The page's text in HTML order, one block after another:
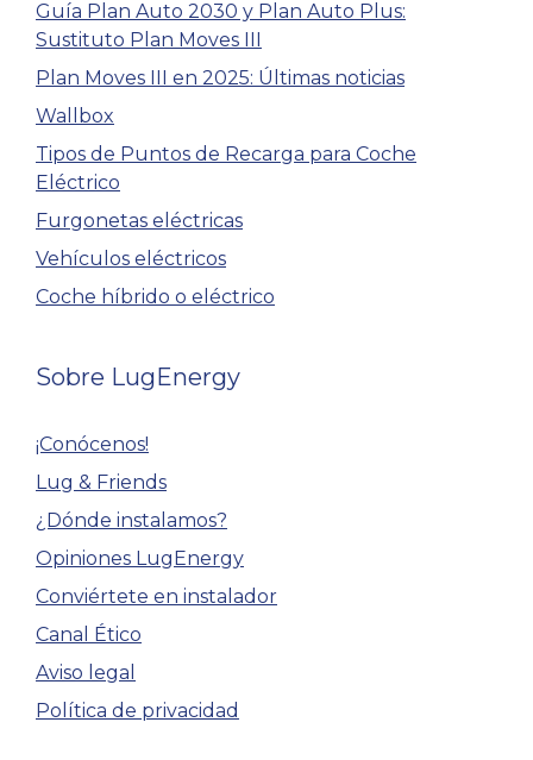
Guía Plan Auto 2030 y Plan Auto Plus:
Sustituto Plan Moves III
Plan Moves III en 2025: Últimas noticias
Wallbox
Tipos de Puntos de Recarga para Coche
Eléctrico
Furgonetas eléctricas
Vehículos eléctricos
Coche híbrido o eléctrico
Sobre LugEnergy
¡Conócenos!
Lug & Friends
¿Dónde instalamos?
Opiniones LugEnergy
Conviértete en instalador
Canal Ético
Aviso legal
Política de privacidad